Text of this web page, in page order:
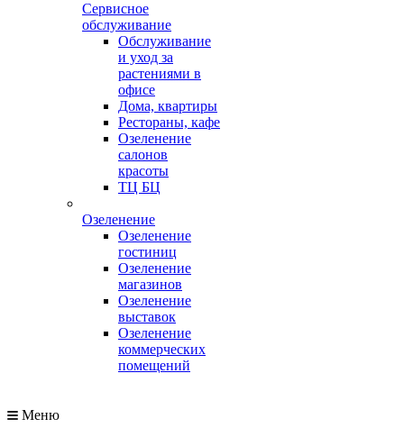
Сервисное
обслуживание
Обслуживание
и уход за
растениями в
офисе
Дома, квартиры
Рестораны, кафе
Озеленение
салонов
красоты
ТЦ БЦ
Озеленение
Озеленение
гостиниц
Озеленение
магазинов
Озеленение
выставок
Озеленение
коммерческих
помещений
Меню